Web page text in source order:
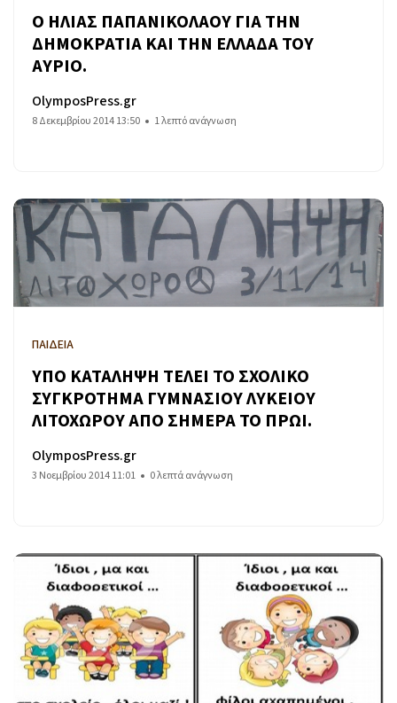
Ο ΗΛΙΑΣ ΠΑΠΑΝΙΚΟΛΑΟΥ ΓΙΑ ΤΗΝ
ΔΗΜΟΚΡΑΤΙΑ ΚΑΙ ΤΗΝ ΕΛΛΑΔΑ ΤΟΥ
ΑΥΡΙΟ.
OlymposPress.gr
8 Δεκεμβρίου 2014 13:50 1 λεπτό ανάγνωση
ΠΑΙΔΕΙΑ
ΥΠΟ ΚΑΤΑΛΗΨΗ ΤΕΛΕΙ ΤΟ ΣΧΟΛΙΚΟ
ΣΥΓΚΡΟΤΗΜΑ ΓΥΜΝΑΣΙΟΥ ΛΥΚΕΙΟΥ
ΛΙΤΟΧΩΡΟΥ ΑΠΟ ΣΗΜΕΡΑ ΤΟ ΠΡΩΙ.
OlymposPress.gr
3 Νοεμβρίου 2014 11:01 0 λεπτά ανάγνωση